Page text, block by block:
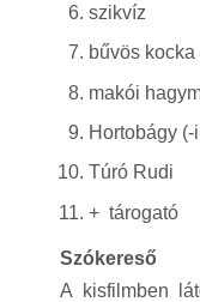
szikvíz
bűvös kocka
makói
Hortobágy
Túró Rudi
+ tárogató
Szókereső
A kisfilmben